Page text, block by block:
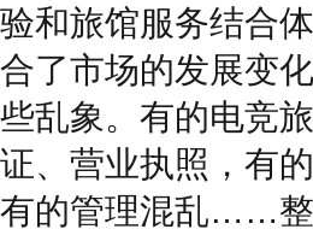
验和旅馆服务结合
合了市场的发展变
些乱象。有的电竞
证、营业执照，有
有的管理混乱……整